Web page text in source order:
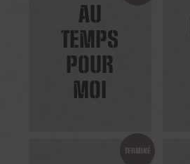
AU
TEMPS
POUR
MOI
TERMINÉ